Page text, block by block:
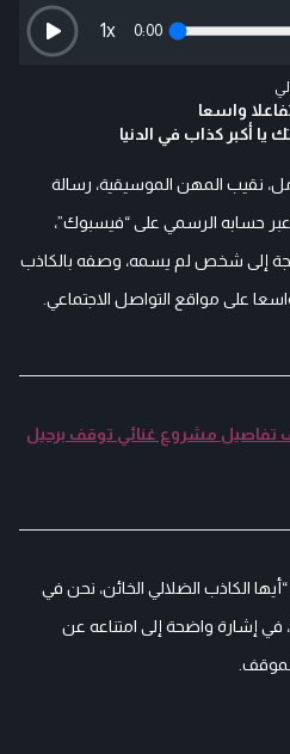
0:00
1x
واسعا
أكبر كذاب في الدنيا
نقيب المهن الموسيقية، رسالة
حسابه الرسمي على “فيسبوك”،
إلى شخص لم يسمه، وصفه بالكاذب
على مواقع التواصل الاجتماعي.
مشروع غنائي توقف برحيل
الكاذب الضلالي الخائن، نحن في
في إشارة واضحة إلى امتناعه عن